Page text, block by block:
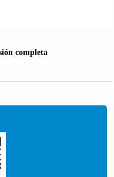
completa